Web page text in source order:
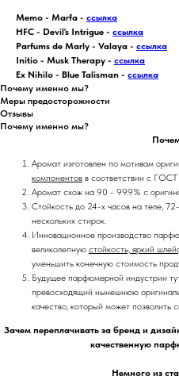
Memo - Marfa - ссылка
HFC - Devil's Intrigue - ссылка
Parfums de Marly - Valaya - ссылка
Initio - Musk Therapy - ссылка
Ex Nihilo - Blue Talisman - ссылка
Почему именно мы?
Меры предосторожности
Отзывы
Почему именно мы?
Аромат изготовлен по мотивам
компонентов в соответствии с
Аромат схож на 90 - 99.9% с
Стойкость до 24-х часов на теле,
нескольких стирок.
Инновационное производство
великолепную стойкость, яркий
уменьшить конечную стоимость
Будущее парфюмерной индустрии
превосходящий нынешнюю
качество, который может позволить
Зачем переплачивать за бренд и
качественную
Немного из